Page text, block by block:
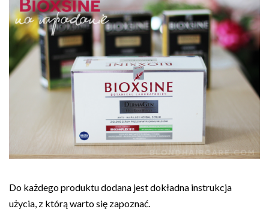
Do każdego produktu dodana jest dokładna instrukcja
użycia, z którą warto się zapoznać.